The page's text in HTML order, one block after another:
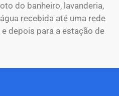
do banheiro, lavanderia,
recebida até uma rede
depois para a estação de